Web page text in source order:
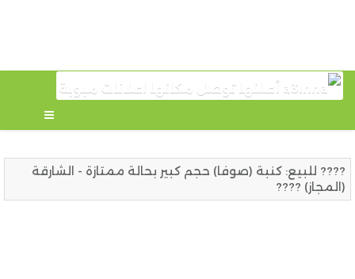
????️ للبيع: كنبة (صوفا) حجم كبير بحالة ممتازة - الشارقة
(المجاز) ????️